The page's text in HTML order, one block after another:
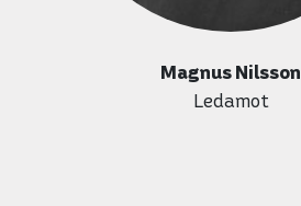
Magnus Nilsson
Ledamot